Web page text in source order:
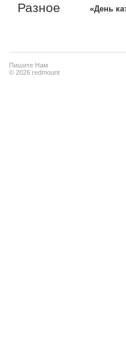
Разное «День
Пишите Нам
© 2026 redmount